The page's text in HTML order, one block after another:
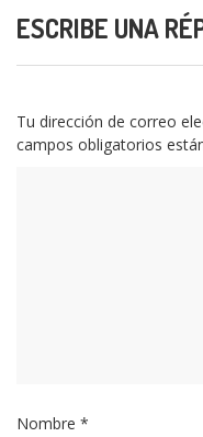
ESCRIBE UNA
Tu dirección de correo
campos obligatorios
Nombre *